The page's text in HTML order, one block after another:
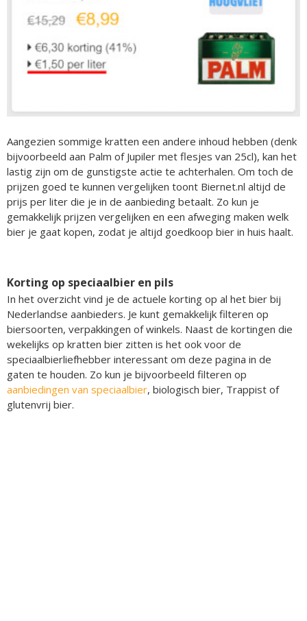
Aangezien sommige kratten een andere inhoud hebben (denk
bijvoorbeeld aan Palm of Jupiler met flesjes van 25cl), kan het
lastig zijn om de gunstigste actie te achterhalen. Om toch de
prijzen goed te kunnen vergelijken toont Biernet.nl altijd de
prijs per liter die je in de aanbieding betaalt. Zo kun je
gemakkelijk prijzen vergelijken en een afweging maken welk
bier je gaat kopen, zodat je altijd goedkoop bier in huis haalt.
Korting op speciaalbier en pils
In het overzicht vind je de actuele korting op al het bier bij
Nederlandse aanbieders. Je kunt gemakkelijk filteren op
biersoorten, verpakkingen of winkels. Naast de kortingen die
wekelijks op kratten bier zitten is het ook voor de
speciaalbierliefhebber interessant om deze pagina in de
gaten te houden. Zo kun je bijvoorbeeld filteren op
aanbiedingen van speciaalbier, biologisch bier, Trappist of
glutenvrij bier.